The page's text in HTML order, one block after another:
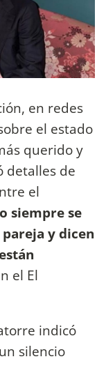
en redes
el estado
querido y
detalles de
el
siempre se
y dicen
el El
indicó
silencio